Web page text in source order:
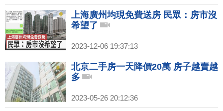
上海廣州均現免費送房 民眾：房市沒
希望了
2023-12-06 19:37:13
北京二手房一天降價20萬 房子越賣越
多
2023-05-26 20:12:36